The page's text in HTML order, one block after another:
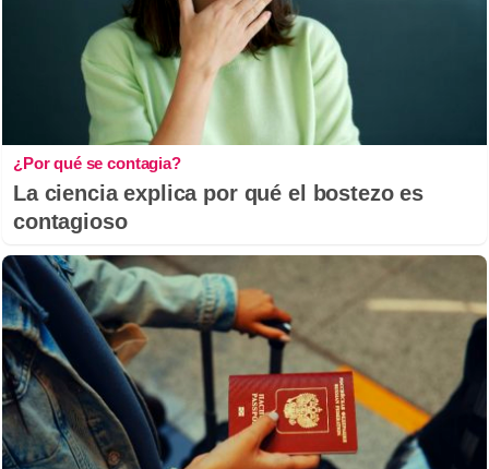
¿Por qué se contagia?
La ciencia explica por qué el bostezo es
contagioso